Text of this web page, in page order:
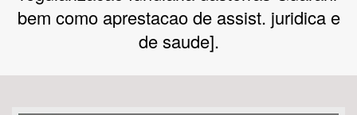
Tema
bem como aprestacao de assist. juridica e
de saude].